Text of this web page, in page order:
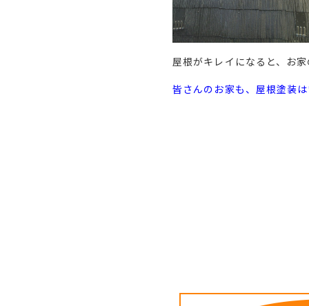
屋根がキレイになると、お
皆さんのお家も、屋根塗装